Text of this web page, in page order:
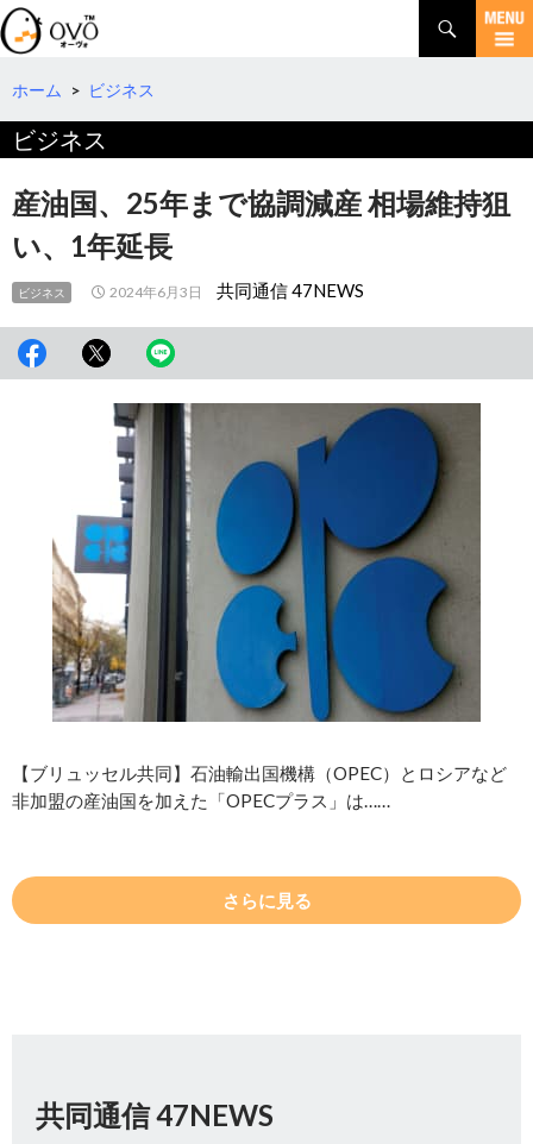
検
索
コ
テ
へ
動
ホーム > ビジネス
ビジネス
産油国、25年まで協調減産 相場維持狙
い、1年延長
ビジネス 2024年6月3日 共同通信 47NEWS
【ブリュッセル共同】石油輸出国機構（OPEC）とロシアなど
非加盟の産油国を加えた「OPECプラス」は……
さらに見る
共同通信 47NEWS